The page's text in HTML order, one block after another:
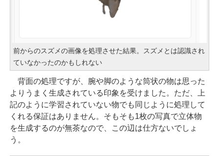
前からのスズメの画像を処理させた結果。スズメとは認識され
ていなかったのかもしれない
背面の処理ですが、腕や脚のような筒状の物は思った
よりうまく生成されている印象を受けました。ただ、上
記のように学習されていない物でも同じように処理して
くれる保証はありません。そもそも1枚の写真で立体物
を生成するのが無茶なので、この辺は仕方ないでしょ
う。